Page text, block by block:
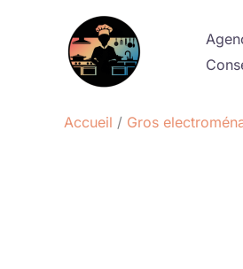
Accueil Gros